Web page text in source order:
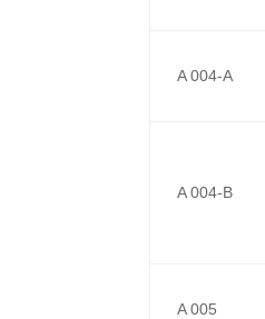
A 004-A
A 004-B
A 005